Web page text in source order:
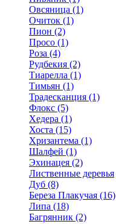
Овсяница (1)
Очиток (1)
Пион (2)
Просо (1)
Роза (4)
Рудбекия (2)
Тиарелла (1)
Тимьян (1)
Традесканция (1)
Флокс (5)
Хедера (1)
Хоста (15)
Хризантема (1)
Шалфей (1)
Эхинацея (2)
Лиственные деревья
Дуб (8)
Береза Плакучая (16)
Липа (18)
Багрянник (2)